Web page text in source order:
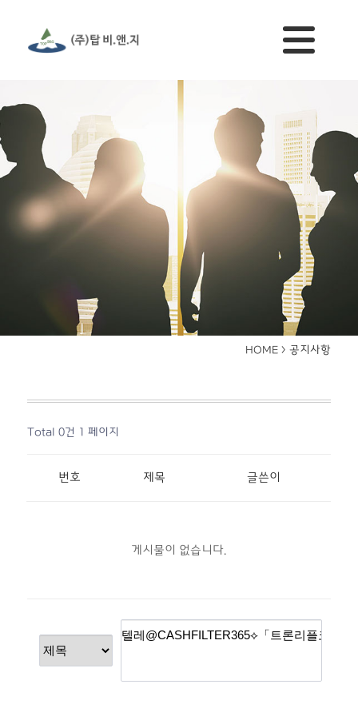
HOME > 공지사항
Total 0건 1 페이지
번호 제목 글쓴이
게시물이 없습니다.